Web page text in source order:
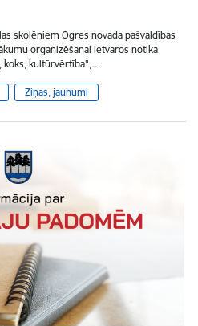
skolēniem Ogres novada pašvaldības
organizēšanai ietvaros notika
koks, kultūrvērtība",…
Ziņas, jaunumi